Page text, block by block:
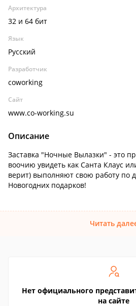
Архитектура
32 и 64 бит
Язык
Русский
Разработчик
coworking
Сайт
www.co-working.su
Описание
Заставка "Ночные Вылазки" - это
воочию увидеть как Санта Клаус
верит) выполняют свою работу по
Новогодних подарков!
Читать
Нет официального
на сайте